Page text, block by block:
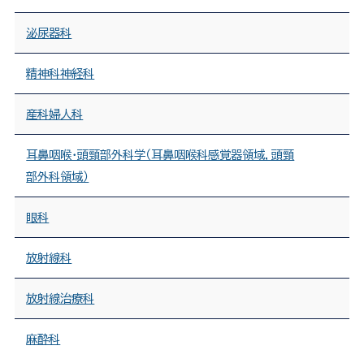
泌尿器科
精神科神経科
産科婦人科
耳鼻咽喉・頭頸部外科学（耳鼻咽喉科感覚器領域，頭頸
部外科領域）
眼科
放射線科
放射線治療科
麻酔科